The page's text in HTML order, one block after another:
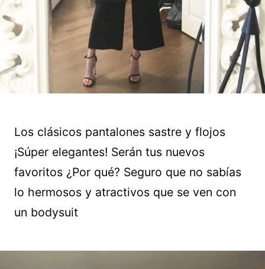
Los clásicos pantalones sastre y flojos
¡Súper elegantes! Serán tus nuevos
favoritos ¿Por qué? Seguro que no sabías
lo hermosos y atractivos que se ven con
un bodysuit